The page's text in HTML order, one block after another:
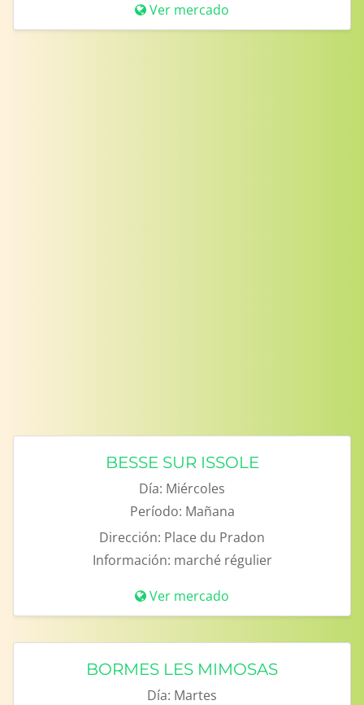
Ver mercado
BESSE SUR ISSOLE
Día: Miércoles
Período: Mañana
Dirección: Place du Pradon
Información: marché régulier
Ver mercado
BORMES LES MIMOSAS
Día: Martes